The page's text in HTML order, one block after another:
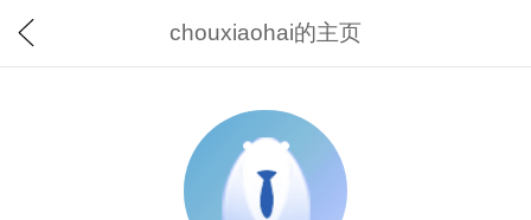
chouxiaohai的主页